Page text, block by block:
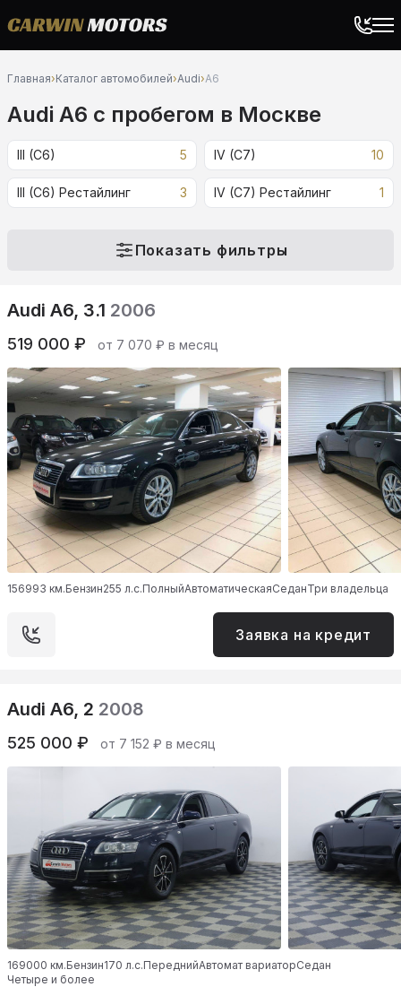
Главная›Каталог автомобилей›Audi›A6
Audi A6 c пробегом в Москве
III (C6) 5 IV (C7) 10
III (C6) Рестайлинг 3 IV (C7) Рестайлинг 1
Показать фильтры
Audi A6, 3.1 2006
519 000 ₽ от 7 070 ₽ в месяц
156993 км.Бензин255 л.с.ПолныйАвтоматическаяСеданТри владельца
Заявка на кредит
Audi A6, 2 2008
525 000 ₽ от 7 152 ₽ в месяц
169000 км.Бензин170 л.с.ПереднийАвтомат вариаторСедан
Четыре и более